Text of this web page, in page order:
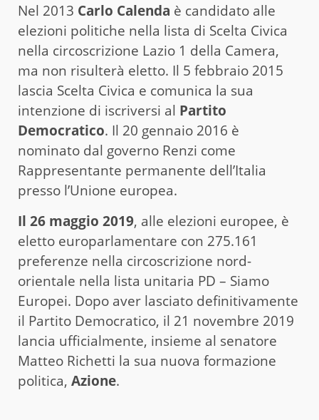
Nel 2013 Carlo Calenda è candidato alle
elezioni politiche nella lista di Scelta Civica
nella circoscrizione Lazio 1 della Camera,
ma non risulterà eletto. Il 5 febbraio 2015
lascia Scelta Civica e comunica la sua
intenzione di iscriversi al Partito
Democratico. Il 20 gennaio 2016 è
nominato dal governo Renzi come
Rappresentante permanente dell’Italia
presso l’Unione europea.
Il 26 maggio 2019, alle elezioni europee, è
eletto europarlamentare con 275.161
preferenze nella circoscrizione nord-
orientale nella lista unitaria PD – Siamo
Europei. Dopo aver lasciato definitivamente
il Partito Democratico, il 21 novembre 2019
lancia ufficialmente, insieme al senatore
Matteo Richetti la sua nuova formazione
politica, Azione.